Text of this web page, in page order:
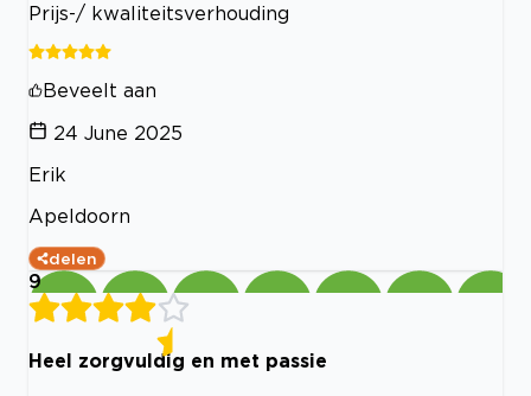
Prijs-/ kwaliteitsverhouding
Beveelt aan
24 June 2025
Erik
Apeldoorn
delen
9
Heel zorgvuldig en met passie